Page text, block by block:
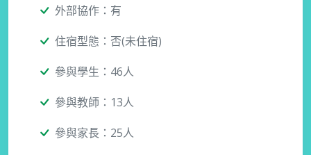
外部協作：有
住宿型態：否(未住宿)
參與學生：46人
參與教師：13人
參與家長：25人